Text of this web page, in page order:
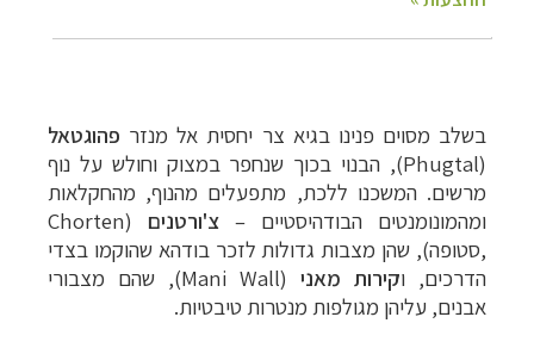
בשלב מסוים פנינו בגיא צר יחסית אל מנזר פהוגטאל
(
Phugtal), הבנוי בכוך שנחפר במצוק וחולש על נוף
מרשים. המשכנו ללכת, מתפעלים מהנוף, מהחקלאות
ומהמונומנטים הבודהיסטיים – צ'ורטנים (
Chorten
,סטופה), שהן מצבות גדולות לזכר בודהא שהוקמו בצדי
הדרכים, וקירות מאני (Mani Wall), שהם מצבורי
אבנים, עליהן מגולפות מנטרות טיבטיות.